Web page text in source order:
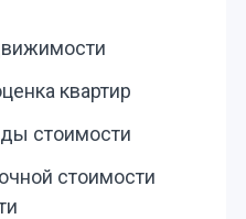
квартир
стоимости
стоимости